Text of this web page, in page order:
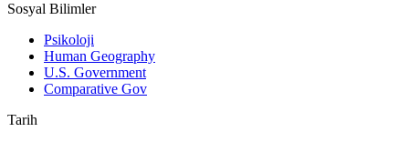
Sosyal Bilimler
Psikoloji
Human Geography
U.S. Government
Comparative Gov
Tarih